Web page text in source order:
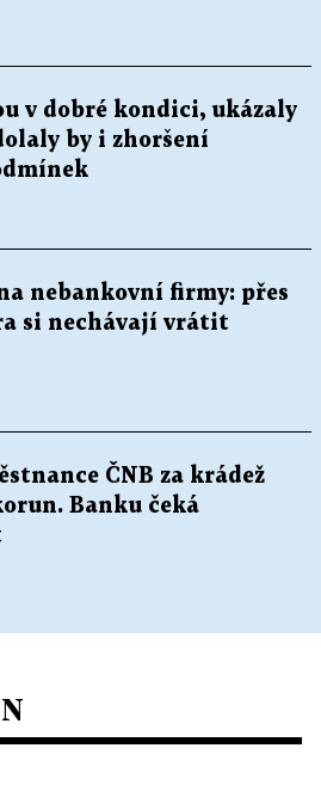
v dobré kondici, ukázaly
by i zhoršení
nebankovní firmy: přes
si nechávají vrátit
ČNB za krádež
Banku čeká